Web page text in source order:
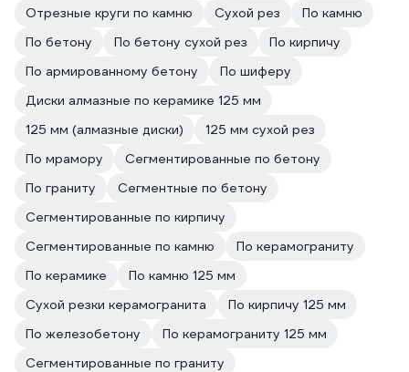
Отрезные круги по камню
Сухой рез
По камню
По бетону
По бетону сухой рез
По кирпичу
По армированному бетону
По шиферу
Диски алмазные по керамике 125 мм
125 мм (алмазные диски)
125 мм сухой рез
По мрамору
Сегментированные по бетону
По граниту
Сегментные по бетону
Сегментированные по кирпичу
Сегментированные по камню
По керамограниту
По керамике
По камню 125 мм
Сухой резки керамогранита
По кирпичу 125 мм
По железобетону
По керамограниту 125 мм
Сегментированные по граниту